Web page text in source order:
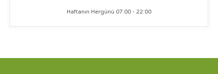
Haftanın Hergünü 07:00 - 22:00